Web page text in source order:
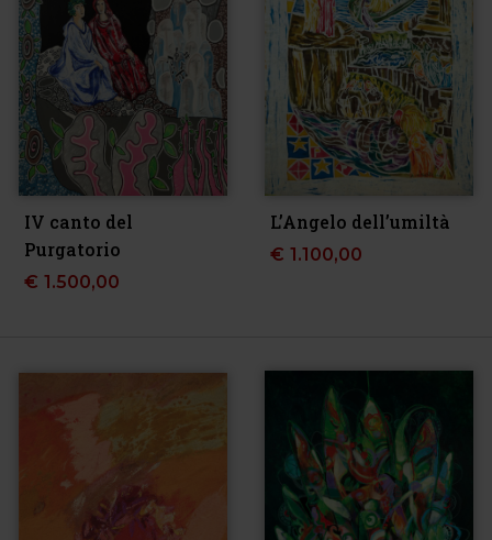
IV canto del
Purgatorio
€ 1.500,00
L’Angelo dell’umiltà
€ 1.100,00